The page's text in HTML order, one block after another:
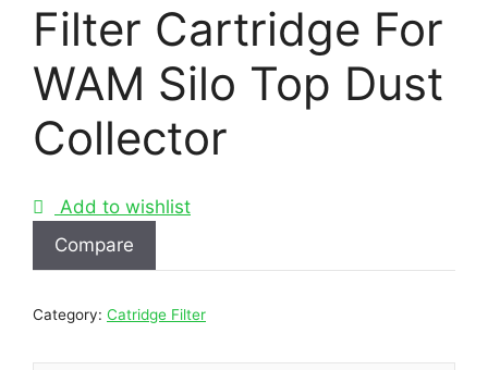
Filter Cartridge For
WAM Silo Top Dust
Collector
Add to wishlist
Compare
Category: Catridge Filter